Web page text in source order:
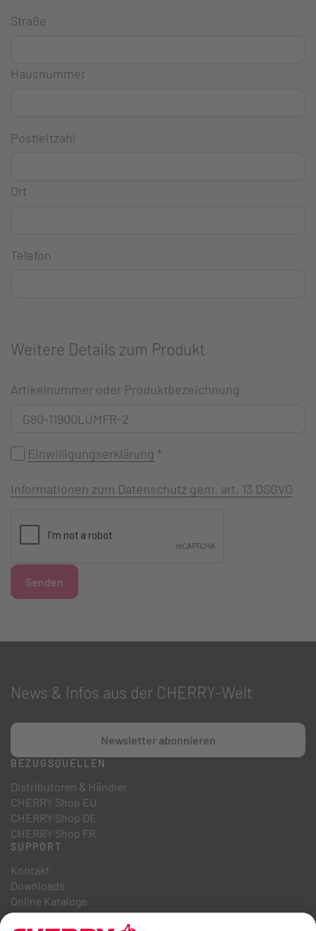
Straße
Hausnummer
Postleitzahl
Ort
Telefon
Weitere Details zum Produkt
Artikelnummer oder Produktbezeichnung
Einwilligungserklärung *
Informationen zum Datenschutz gem. art. 13 DSGVO
Senden
News & Infos aus der CHERRY-Welt
Newsletter abonnieren
BEZUGSQUELLEN
Distributoren & Händler
CHERRY Shop EU
CHERRY Shop DE
CHERRY Shop FR
SUPPORT
Kontakt
Downloads
Online Kataloge
FAQ